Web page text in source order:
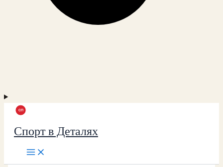
Спорт в Деталях